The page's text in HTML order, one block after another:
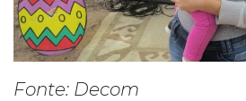
Fonte: Decom